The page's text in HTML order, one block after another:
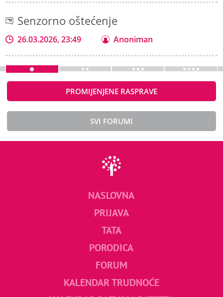
Senzorno oštećenje
26.03.2026, 23:49 Anoniman
PROMIJENJENE RASPRAVE
SVI FORUMI
NASLOVNA
PRIJAVA
TATA
PORODICA
FORUM
KALENDAR TRUDNOĆE